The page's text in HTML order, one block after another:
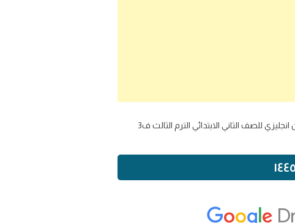
تحميل حلول اسئلة امتحان انجليزي للصف الثاني الابتدائي الترم الثالث ف3